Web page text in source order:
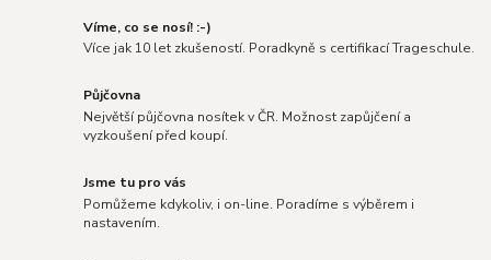
Víme, co se nosí! :-)
Více jak 10 let zkušeností. Poradkyně s certifikací Trageschule.
Půjčovna
Největší půjčovna nosítek v ČR. Možnost zapůjčení a
vyzkoušení před koupí.
Jsme tu pro vás
Pomůžeme kdykoliv, i on-line. Poradíme s výběrem i
nastavením.